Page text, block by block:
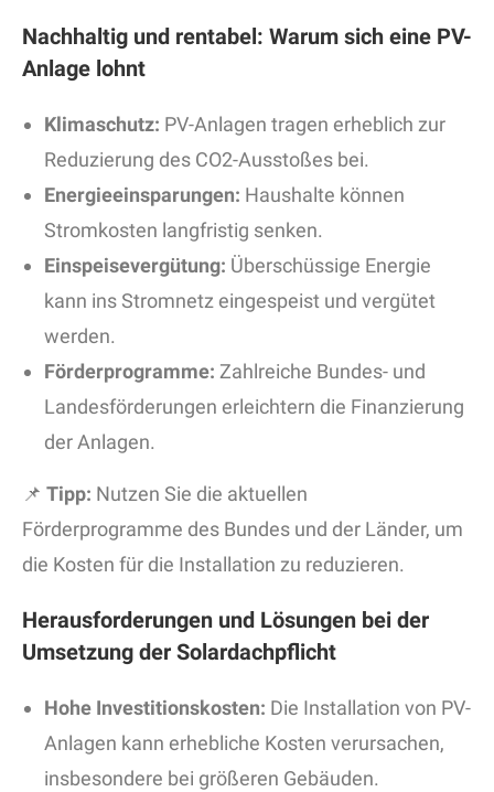
Nachhaltig und rentabel: Warum sich eine PV-
Anlage lohnt
Klimaschutz: PV-Anlagen tragen erheblich zur
Reduzierung des CO2-Ausstoßes bei.
Energieeinsparungen: Haushalte können
Stromkosten langfristig senken.
Einspeisevergütung: Überschüssige Energie
kann ins Stromnetz eingespeist und vergütet
werden.
Förderprogramme: Zahlreiche Bundes- und
Landesförderungen erleichtern die Finanzierung
der Anlagen.
📌 Tipp: Nutzen Sie die aktuellen
Förderprogramme des Bundes und der Länder, um
die Kosten für die Installation zu reduzieren.
Herausforderungen und Lösungen bei der
Umsetzung der Solardachpflicht
Hohe Investitionskosten: Die Installation von PV-
Anlagen kann erhebliche Kosten verursachen,
insbesondere bei größeren Gebäuden.